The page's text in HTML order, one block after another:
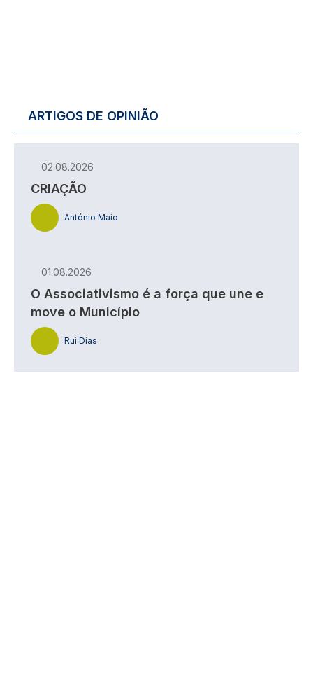
ARTIGOS DE OPINIÃO
02.08.2026
CRIAÇÃO
António Maio
01.08.2026
O Associativismo é a força que une e
move o Município
Rui Dias